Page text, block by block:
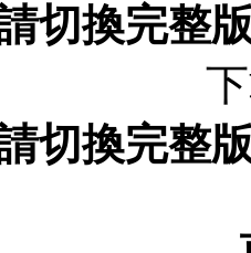
切換完整
切換完整